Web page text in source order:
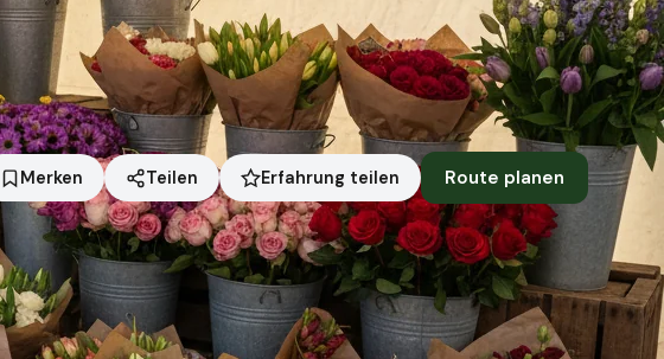
Merken Teilen Erfahrung teilen Route planen
Symbolbild · KI-generiert